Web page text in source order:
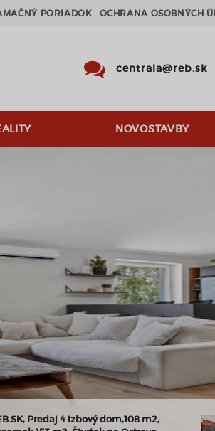
PORIADOK OCHRANA OSOBNÝCH
centrala@reb.sk
NOVOSTAVBY
Predaj 4 izbový dom,108 m2,